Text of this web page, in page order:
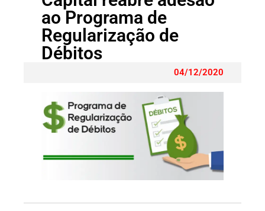
ao Programa de
Regularização de
Débitos
04/12/2020